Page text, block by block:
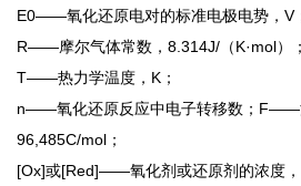
E0——氧化还原电对的标准电极电势，V
R——摩尔气体常数，8.314J/（K·mol）；
T——热力学温度，K；
n——氧化还原反应中电子转移数；F——
96,485C/mol；
[Ox]或[Red]——氧化剂或还原剂的浓度，